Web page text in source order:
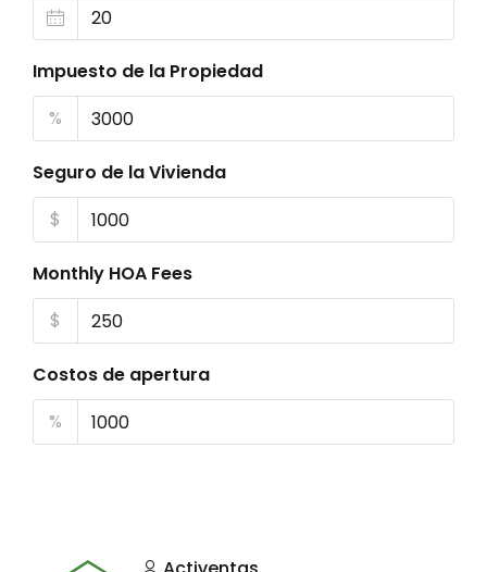
Impuesto de la Propiedad
%
Seguro de la Vivienda
$
Monthly HOA Fees
$
Costos de apertura
%